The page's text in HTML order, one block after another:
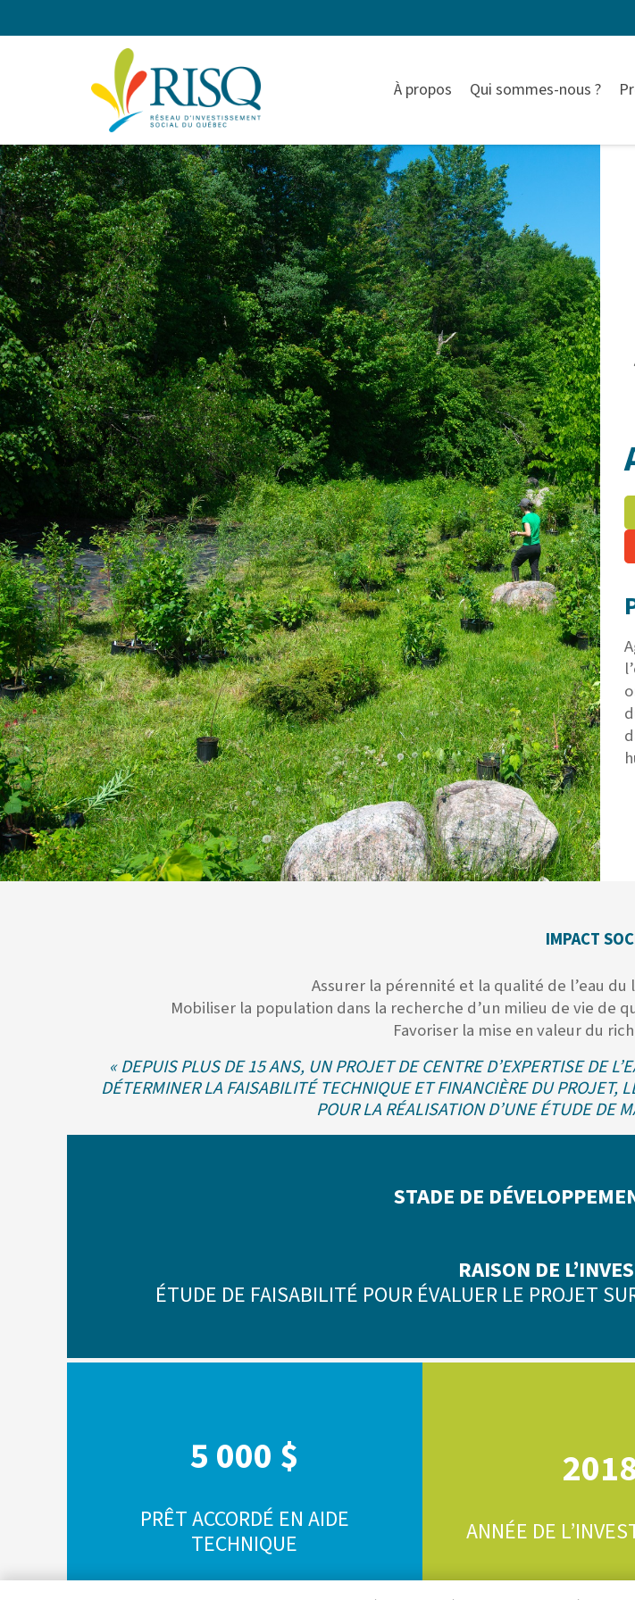
À propos Qui sommes-nous ?
IMPACT
Assurer la pérennité et la qualité de l’eau du
Mobiliser la population dans la recherche d’un milieu de vie de
Favoriser la mise en valeur du
« DEPUIS PLUS DE 15 ANS, UN PROJET DE CENTRE D’EXPERTISE DE
DÉTERMINER LA FAISABILITÉ TECHNIQUE ET FINANCIÈRE DU PROJET,
POUR LA RÉALISATION D’UNE ÉTUDE DE
STADE DE
RAISON DE
ÉTUDE DE FAISABILITÉ POUR ÉVALUER LE PROJET
5 000 $
PRÊT ACCORDÉ EN AIDE
TECHNIQUE
ANNÉE DE